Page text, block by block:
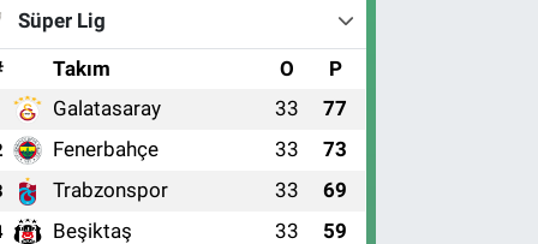
Süper Lig
Takım O P
Galatasaray 33 77
Fenerbahçe 33 73
Trabzonspor 33 69
Beşiktaş 33 59